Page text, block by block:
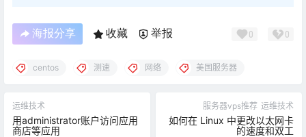
海报分享 收藏 举报 0 0
centos 测速 网络 美国服务器
运维技术
用administrator账户访问应用
商店等应用
服务器vps推荐 运维技术
如何在 Linux 中更改以太网卡
的速度和双工